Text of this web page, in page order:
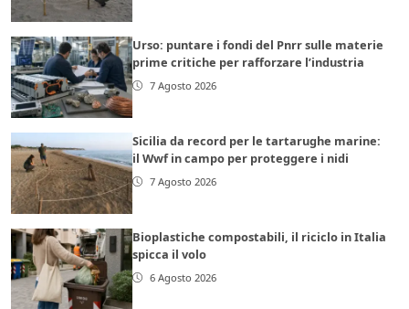
Urso: puntare i fondi del Pnrr sulle materie
prime critiche per rafforzare l’industria
7 Agosto 2026
Sicilia da record per le tartarughe marine:
il Wwf in campo per proteggere i nidi
7 Agosto 2026
Bioplastiche compostabili, il riciclo in Italia
spicca il volo
6 Agosto 2026